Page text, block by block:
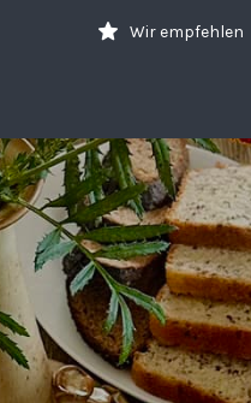
Wir empfehlen